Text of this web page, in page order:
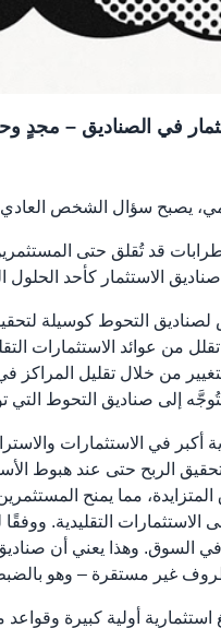
في الصناديق – مجدٍ
قد تُقلق حتى
التحوط كوسيلة
من عوائد الاستثمارات
5% أكثر من السابق – مع تمويل هذا
الاستثمارات
الربح حتى عند هبوط
مما يمنح
التقليدية.
في السوق. وهذا يعني أن
أولية كبيرة